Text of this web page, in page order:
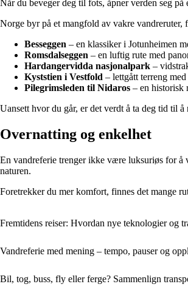
Når du beveger deg til fots, åpner verden seg
Norge byr på et mangfold av vakre
Besseggen – en klassiker i Jotunheimen
Romsdalseggen – en luftig rute med
Hardangervidda nasjonalpark –
Kyststien i Vestfold – lettgått terreng
Pilegrimsleden til Nidaros – en historisk
Uansett hvor du går, er det verdt å ta deg tid til
Overnatting og enkelhet
En vandreferie trenger ikke være luksuriøs for
naturen.
Foretrekker du mer komfort, finnes det mange
Fremtidens reiser: Hvordan nye teknologier og
Vandreferie med mening – tempo, pauser og
Bil, tog, buss, fly eller ferge? Sammenlign